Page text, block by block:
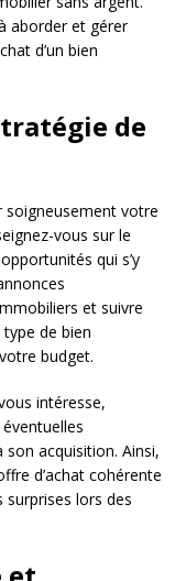
aborder et gérer
d’un bien
de
soigneusement votre
vous sur le
qui s’y
et suivre
de bien
budget.
intéresse,
acquisition. Ainsi,
d’achat cohérente
lors des